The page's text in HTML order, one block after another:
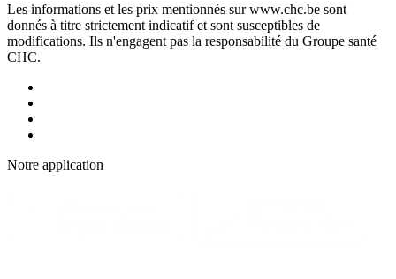
Les informations et les prix mentionnés sur www.chc.be sont
donnés à titre strictement indicatif et sont susceptibles de
modifications. Ils n'engagent pas la responsabilité du Groupe santé
CHC.
Notre application